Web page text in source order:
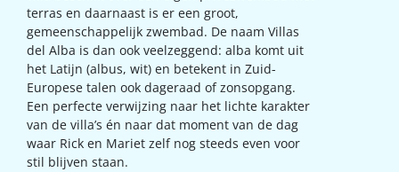
terras en daarnaast is er een groot,
gemeenschappelijk zwembad. De naam Villas
del Alba is dan ook veelzeggend: alba komt uit
het Latijn (albus, wit) en betekent in Zuid-
Europese talen ook dageraad of zonsopgang.
Een perfecte verwijzing naar het lichte karakter
van de villa’s én naar dat moment van de dag
waar Rick en Mariet zelf nog steeds even voor
stil blijven staan.